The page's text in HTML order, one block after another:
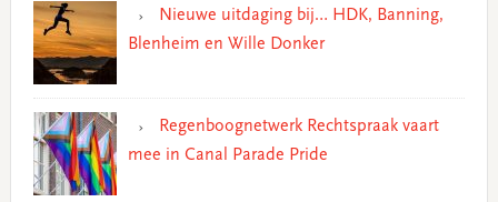
Nieuwe uitdaging bij… HDK, Banning,
Blenheim en Wille Donker
Regenboognetwerk Rechtspraak vaart
mee in Canal Parade Pride